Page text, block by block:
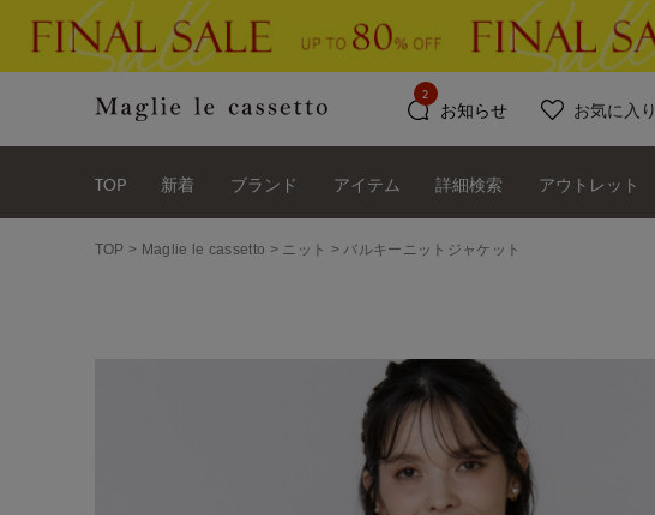
お知らせ
2
お気に入り
TOP 新着 ブランド アイテム 詳細検索 アウトレット
TOP Maglie le cassetto ニット バルキーニットジャケット